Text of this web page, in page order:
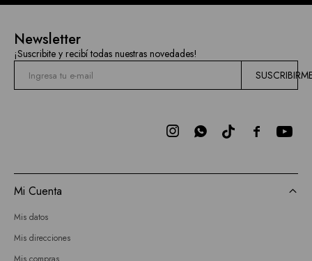
Newsletter
¡Suscribite y recibí todas nuestras novedades!

 
Mi Cuenta
Mis datos
Mis direcciones